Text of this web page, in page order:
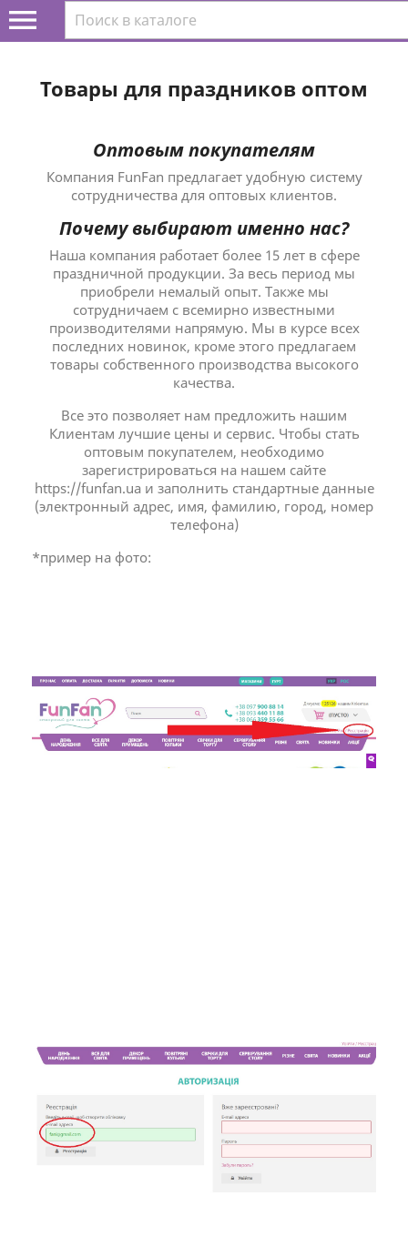

Товары для праздников оптом
Оптовым покупателям
Компания FunFan предлагает удобную систему
сотрудничества для оптовых клиентов.
Почему выбирают именно нас?
Наша компания работает более 15 лет в сфере
праздничной продукции. За весь период мы
приобрели немалый опыт. Также мы
сотрудничаем с всемирно известными
производителями напрямую. Мы в курсе всех
последних новинок, кроме этого предлагаем
товары собственного производства высокого
качества.
Все это позволяет нам предложить нашим
Клиентам лучшие цены и сервис. Чтобы стать
оптовым покупателем, необходимо
зарегистрироваться на нашем сайте
https://funfan.ua и заполнить стандартные данные
(электронный адрес, имя, фамилию, город, номер
телефона)
*пример на фото: